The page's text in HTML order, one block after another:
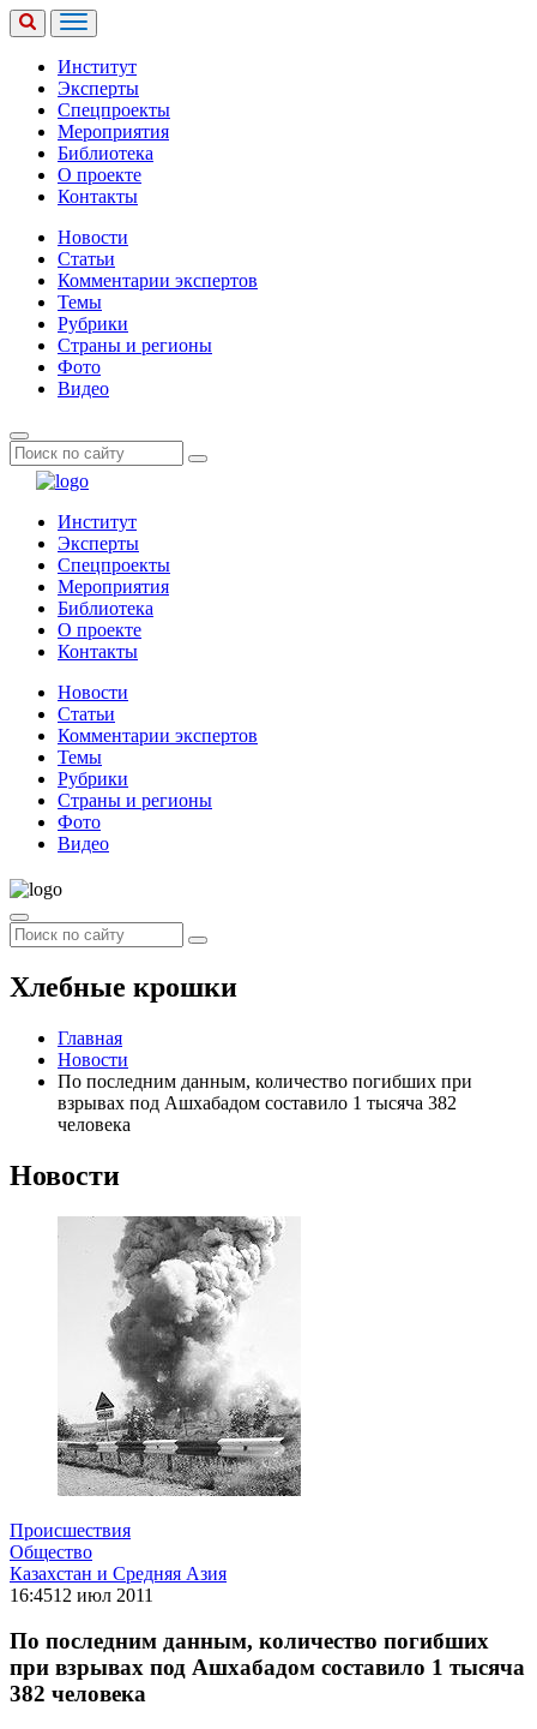
Институт
Эксперты
Спецпроекты
Мероприятия
Библиотека
О проекте
Контакты
Новости
Статьи
Комментарии экспертов
Темы
Рубрики
Страны и регионы
Фото
Видео
Институт
Эксперты
Спецпроекты
Мероприятия
Библиотека
О проекте
Контакты
Новости
Статьи
Комментарии экспертов
Темы
Рубрики
Страны и регионы
Фото
Видео
Хлебные крошки
Главная
Новости
По последним данным, количество погибших при
взрывах под Ашхабадом составило 1 тысяча 382
человека
Новости
Происшествия
Общество
Казахстан и Средняя Азия
16:4512 июл 2011
По последним данным, количество погибших
при взрывах под Ашхабадом составило 1 тысяча
382 человека